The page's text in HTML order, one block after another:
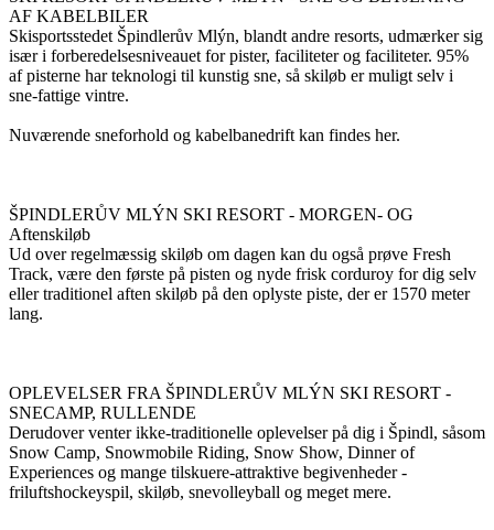
AF KABELBILER
Skisportsstedet Špindlerův Mlýn, blandt andre resorts, udmærker sig
især i forberedelsesniveauet for pister, faciliteter og faciliteter. 95%
af pisterne har teknologi til kunstig sne, så skiløb er muligt selv i
sne-fattige vintre.
Nuværende sneforhold og kabelbanedrift kan findes her.
ŠPINDLERŮV MLÝN SKI RESORT - MORGEN- OG
Aftenskiløb
Ud over regelmæssig skiløb om dagen kan du også prøve Fresh
Track, være den første på pisten og nyde frisk corduroy for dig selv
eller traditionel aften skiløb på den oplyste piste, der er 1570 meter
lang.
OPLEVELSER FRA ŠPINDLERŮV MLÝN SKI RESORT -
SNECAMP, RULLENDE
Derudover venter ikke-traditionelle oplevelser på dig i Špindl, såsom
Snow Camp, Snowmobile Riding, Snow Show, Dinner of
Experiences og mange tilskuere-attraktive begivenheder -
friluftshockeyspil, skiløb, snevolleyball og meget mere.